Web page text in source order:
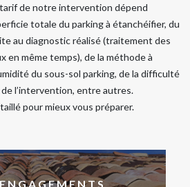
de notre intervention dépend
totale du parking à étanchéifier, du
au diagnostic réalisé (traitement des
en même temps), de la méthode à
du sous-sol parking, de la difficulté
l’intervention, entre autres.
pour mieux vous préparer.